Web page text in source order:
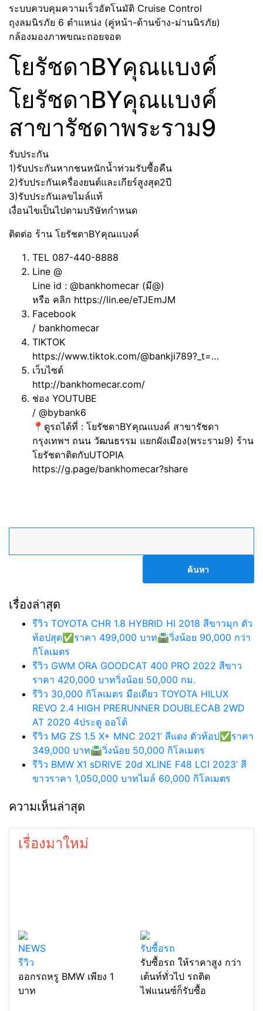
ระบบควบคุมความเร็วอัตโนมัติ Cruise Control
ถุงลมนิรภัย 6 ตำแหน่ง (คู่หน้า-ด้านข้าง-ม่านนิรภัย)
กล้องมองภาพขณะถอยจอด
โยรัชดาBYคุณแบงค์
โยรัชดาBYคุณแบงค์
สาขารัชดาพระราม9
รับประกัน
1)รับประกันหากชนหนักน้ำท่วมรับซื้อคืน
2)รับประกันเครื่องยนต์และเกียร์สูงสุด2ปี
3)รับประกันเลขไมล์แท้
เงื่อนไขเป็นไปตามบริษัทกำหนด
ติดต่อ ร้าน โยรัชดาBYคุณแบงค์
TEL 087-440-8888
Line @
Line id : @bankhomecar (มี@)
หรือ คลิก https://lin.ee/eTJEmJM
Facebook
/ bankhomecar
TIKTOK
https://www.tiktok.com/@bankji789?_t=…
เว็บไซต์
http://bankhomecar.com/
ช่อง YOUTUBE
/ @bybank6
📍ดูรถได้ที่ : โยรัชดาBYคุณแบงค์ สาขารัชดา
กรุงเทพฯ ถนน วัฒนธรรม แยกผังเมือง(พระราม9) ร้าน
โยรัชดาติดกับUTOPIA
https://g.page/bankhomecar?share
เรื่องล่าสุด
รีวิว TOYOTA CHR 1.8 HYBRID HI 2018 สีขาวมุก ตัว
ท้อปสุด✅ราคา 499,000 บาท🛣️วิ่งน้อย 90,000 กว่า
กิโลเมตร
รีวิว GWM ORA GOODCAT 400 PRO 2022 สีขาว
ราคา 420,000 บาทวิ่งน้อย 50,000 กม.
รีวิว 30,000 กิโลเมตร มือเดียว TOYOTA HILUX
REVO 2.4 HIGH PRERUNNER DOUBLECAB 2WD
AT 2020 4ประตู ออโต้
รีวิว MG ZS 1.5 X+ MNC 2021’ สีแดง ตัวท้อป✅ราคา
349,000 บาท🛣️วิ่งน้อย 50,000 กิโลเมตร
รีวิว BMW X1 sDRIVE 20d XLINE F48 LCI 2023’ สี
ขาวราคา 1,050,000 บาทไมล์ 60,000 กิโลเมตร
ความเห็นล่าสุด
เรื่องมาใหม่
NEWS
รีวิว
ออกรถหรู BMW เพียง 1
บาท
รับซื้อรถ
รับซื้อรถ ให้ราคาสูง กว่า
เต้นท์ทั่วไป รถติด
ไฟแนนซ์ก็รับซื้อ